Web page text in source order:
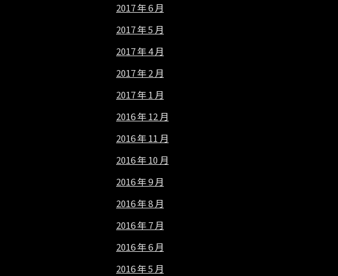
2017 年 6 月
2017 年 5 月
2017 年 4 月
2017 年 2 月
2017 年 1 月
2016 年 12 月
2016 年 11 月
2016 年 10 月
2016 年 9 月
2016 年 8 月
2016 年 7 月
2016 年 6 月
2016 年 5 月